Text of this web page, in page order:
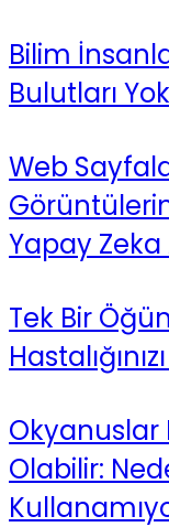
Bilim
Bulutları
Web
Yapay Zeka
Tek Bir
Okyanuslar
Olabilir: